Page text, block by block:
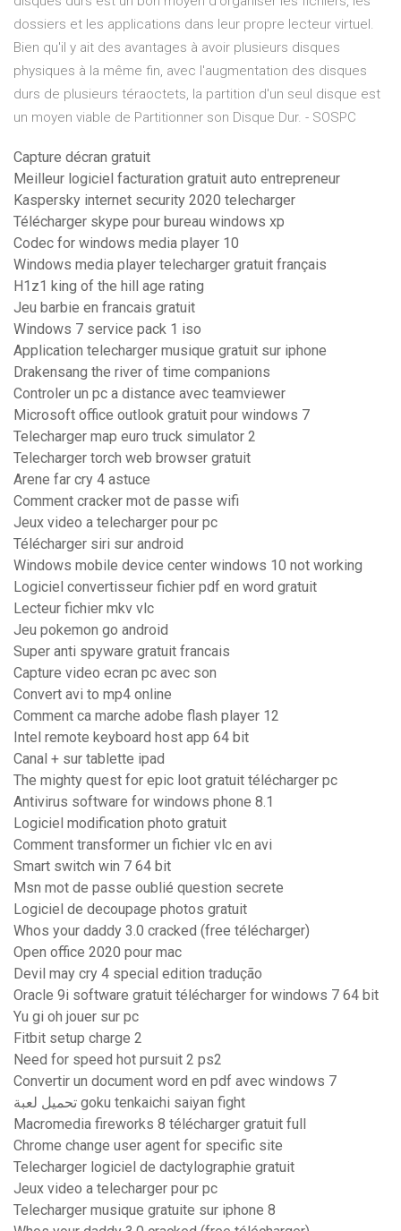
dossiers et les applications dans leur propre lecteur virtuel.
Bien qu'il y ait des avantages à avoir plusieurs disques
physiques à la même fin, avec l'augmentation des disques
durs de plusieurs téraoctets, la partition d'un seul disque est
un moyen viable de Partitionner son Disque Dur. - SOSPC
Capture décran gratuit
Meilleur logiciel facturation gratuit auto entrepreneur
Kaspersky internet security 2020 telecharger
Télécharger skype pour bureau windows xp
Codec for windows media player 10
Windows media player telecharger gratuit français
H1z1 king of the hill age rating
Jeu barbie en francais gratuit
Windows 7 service pack 1 iso
Application telecharger musique gratuit sur iphone
Drakensang the river of time companions
Controler un pc a distance avec teamviewer
Microsoft office outlook gratuit pour windows 7
Telecharger map euro truck simulator 2
Telecharger torch web browser gratuit
Arene far cry 4 astuce
Comment cracker mot de passe wifi
Jeux video a telecharger pour pc
Télécharger siri sur android
Windows mobile device center windows 10 not working
Logiciel convertisseur fichier pdf en word gratuit
Lecteur fichier mkv vlc
Jeu pokemon go android
Super anti spyware gratuit francais
Capture video ecran pc avec son
Convert avi to mp4 online
Comment ca marche adobe flash player 12
Intel remote keyboard host app 64 bit
Canal + sur tablette ipad
The mighty quest for epic loot gratuit télécharger pc
Antivirus software for windows phone 8.1
Logiciel modification photo gratuit
Comment transformer un fichier vlc en avi
Smart switch win 7 64 bit
Msn mot de passe oublié question secrete
Logiciel de decoupage photos gratuit
Whos your daddy 3.0 cracked (free télécharger)
Open office 2020 pour mac
Devil may cry 4 special edition tradução
Oracle 9i software gratuit télécharger for windows 7 64 bit
Yu gi oh jouer sur pc
Fitbit setup charge 2
Need for speed hot pursuit 2 ps2
Convertir un document word en pdf avec windows 7
تحميل لعبة goku tenkaichi saiyan fight
Macromedia fireworks 8 télécharger gratuit full
Chrome change user agent for specific site
Telecharger logiciel de dactylographie gratuit
Jeux video a telecharger pour pc
Telecharger musique gratuite sur iphone 8